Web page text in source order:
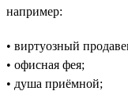
например:
• виртуозный
• офисная фея;
• душа приёмной;